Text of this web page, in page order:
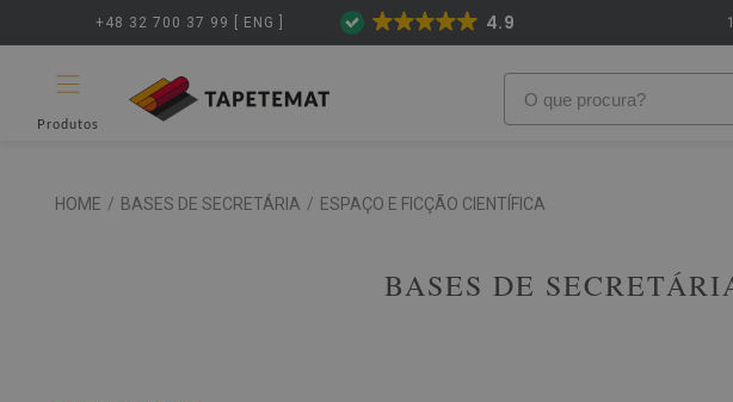
+48 32 700 37 99 [ ENG ] 4.9
Produtos
HOME / BASES DE SECRETÁRIA / ESPAÇO E FICÇÃO CIENTÍFICA
BASES DE